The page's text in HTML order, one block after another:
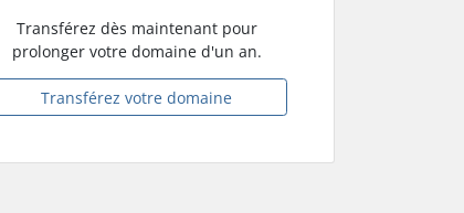
Transférez dès maintenant pour
prolonger votre domaine d'un an.
Transférez votre domaine